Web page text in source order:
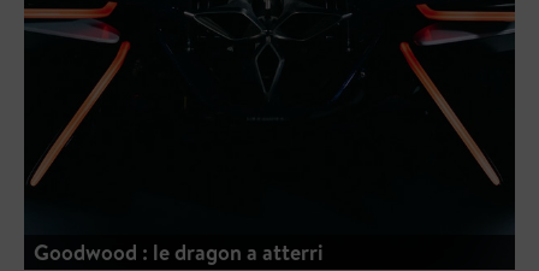
Goodwood : le dragon a atterri